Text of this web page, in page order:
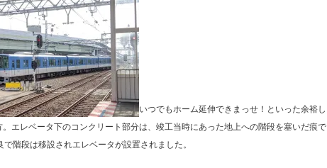
いつでもホーム延伸できまっせ！といった余裕し
。エレベータ下のコンクリート部分は、竣工当時にあった地上への階段を塞いだ痕で
階段は移設されエレベータが設置されました。